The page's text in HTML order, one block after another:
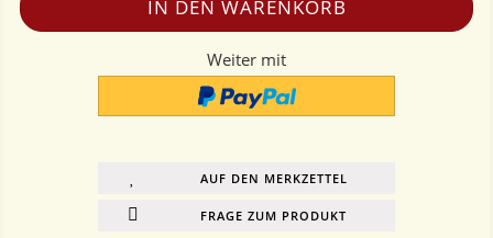
Weiter mit
AUF DEN MERKZETTEL
FRAGE ZUM PRODUKT